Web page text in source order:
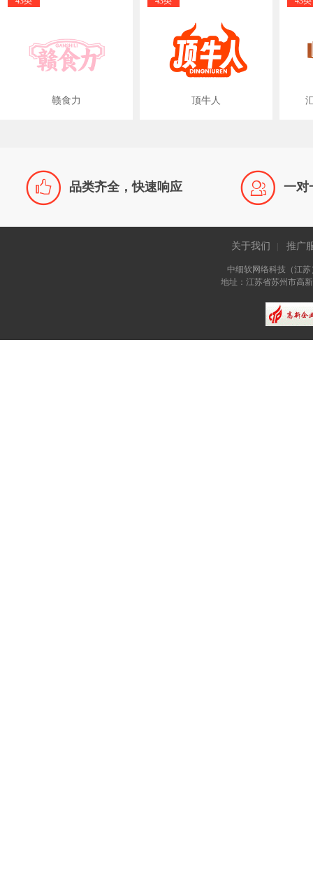
赣食力 顶牛人
 品类齐全，快速响应  一对
关于我们 推广
中细软网络科技（江
地址：江苏省苏州市高